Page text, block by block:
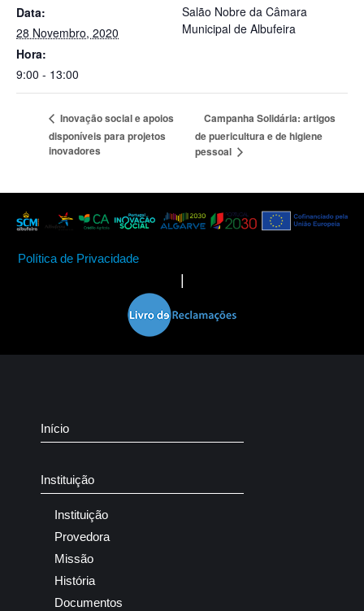
Data:
28 Novembro, 2020
Hora:
9:00 - 13:00
Salão Nobre da Câmara
Municipal de Albufeira
Inovação social e apoios
disponíveis para projetos
inovadores
Campanha Solidária: artigos
de puericultura e de higiene
pessoal
Política de Privacidade
Início
Instituição
Instituição
Provedora
Missão
História
Documentos